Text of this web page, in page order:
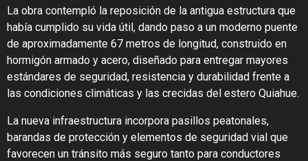
La obra contempló la reposición de la antigua estructura que
había cumplido su vida útil, dando paso a un moderno puente
de aproximadamente 67 metros de longitud, construido en
hormigón armado y acero, diseñado para entregar mayores
estándares de seguridad, resistencia y durabilidad frente a
las condiciones climáticas y las crecidas del estero Quiahue.
La nueva infraestructura incorpora pasillos peatonales,
barandas de protección y elementos de seguridad vial que
favorecen un tránsito más seguro tanto para conductores